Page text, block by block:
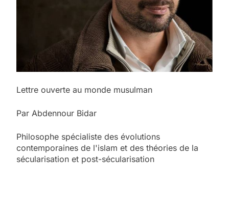
Lettre ouverte au monde musulman
Par Abdennour Bidar
Philosophe spécialiste des évolutions
contemporaines de l'islam et des théories de la
sécularisation et post-sécularisation